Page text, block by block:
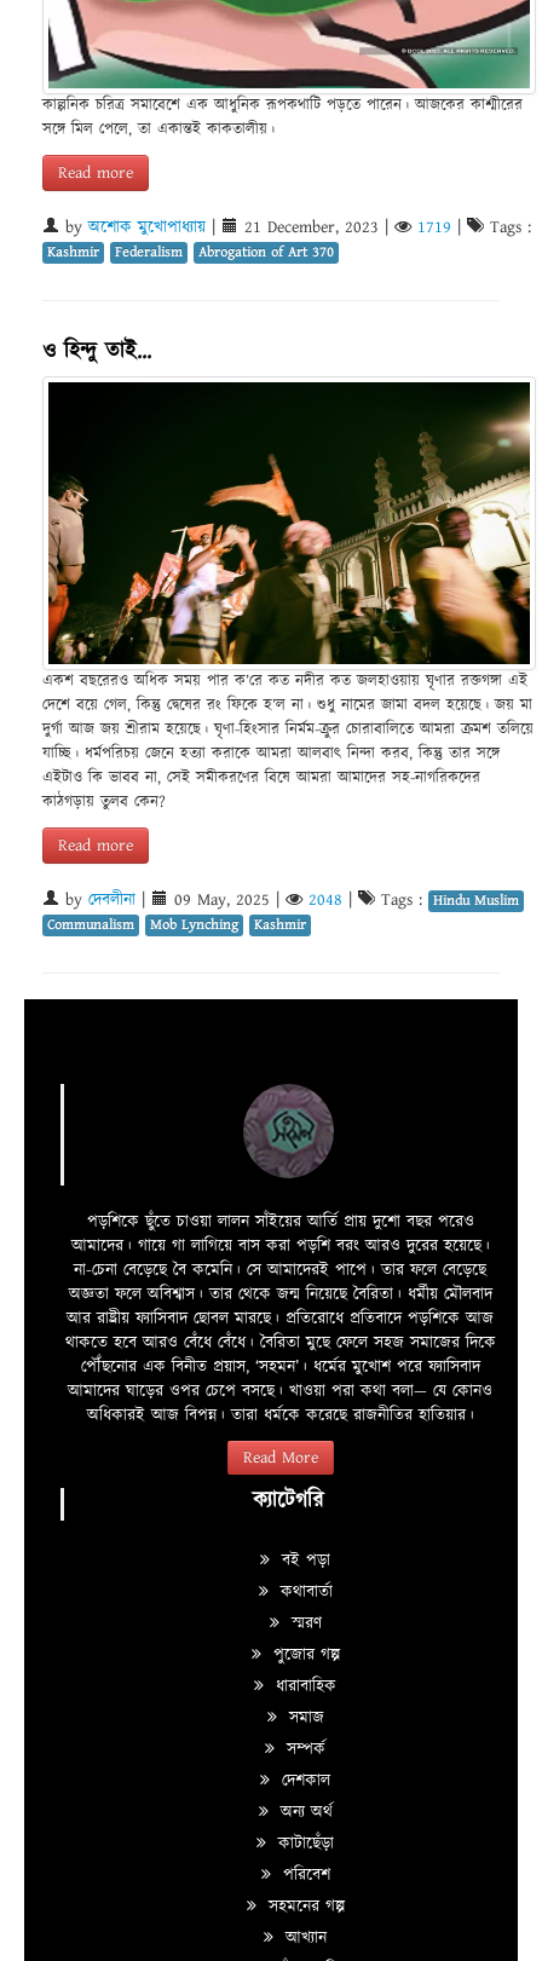
কাল্পনিক চরিত্র সমাবেশে এক আধুনিক রূপকথাটি পড়তে পারেন। আজকের কাশ্মীরের
সঙ্গে মিল পেলে, তা একান্তই কাকতালীয়।
Read more
byঅশোক মুখোপাধ্যায় 21 December, 2023 1719 Tags :
Kashmir Federalism Abrogation of Art 370
ও হিন্দু তাই...
একশ বছরেরও অধিক সময় পার ক’রে কত নদীর কত জলহাওয়ায় ঘৃণার রক্তগঙ্গা এই
দেশে বয়ে গেল, কিন্তু দ্বেষের রং ফিকে হ’ল না। শুধু নামের জামা বদল হয়েছে। জয় মা
দুর্গা আজ জয় শ্রীরাম হয়েছে। ঘৃণা-হিংসার নির্মম-ক্রুর চোরাবালিতে আমরা ক্রমশ তলিয়ে
যাচ্ছি। ধর্মপরিচয় জেনে হত্যা করাকে আমরা আলবাৎ নিন্দা করব, কিন্তু তার সঙ্গে
এইটাও কি ভাবব না, সেই সমীকরণের বিষে আমরা আমাদের সহ-নাগরিকদের
কাঠগড়ায় তুলব কেন?
Read more
by দেবলীনা | 09 May, 2025 | 2048 | Tags : Hindu Muslim
Communalism
Mob Lynching Kashmir
পড়শিকে ছুঁতে চাওয়া লালন সাঁইয়ের আর্তি প্রায় দুশো বছর পরেও
আমাদের। গায়ে গা লাগিয়ে বাস করা পড়শি বরং আরও দুরের হয়েছে।
না-চেনা বেড়েছে বৈ কমেনি। সে আমাদেরই পাপে। তার ফলে বেড়েছে
অজ্ঞতা ফলে অবিশ্বাস। তার থেকে জন্ম নিয়েছে বৈরিতা। ধর্মীয় মৌলবাদ
আর রাষ্ট্রীয় ফ্যাসিবাদ ছোবল মারছে। প্রতিরোধে প্রতিবাদে পড়শিকে আজ
থাকতে হবে আরও বেঁধে বেঁধে। বৈরিতা মুছে ফেলে সহজ সমাজের দিকে
পৌঁছনোর এক বিনীত প্রয়াস, ‘সহমন’। ধর্মের মুখোশ পরে ফ্যাসিবাদ
আমাদের ঘাড়ের ওপর চেপে বসছে। খাওয়া পরা কথা বলা—­­ যে কোনও
অধিকারই আজ বিপন্ন। তারা ধর্মকে করেছে রাজনীতির হাতিয়ার।
Read More
ক্যাটেগরি
বই পড়া
কথাবার্তা
স্মরণ
পুজোর গল্প
ধারাবাহিক
সমাজ
সম্পর্ক
দেশকাল
অন্য অর্থ
কাটাছেঁড়া
পরিবেশ
সহমনের গল্প
আখ্যান